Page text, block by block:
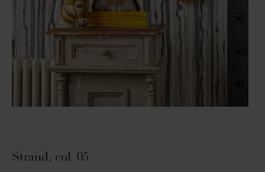
Strand, col. 05